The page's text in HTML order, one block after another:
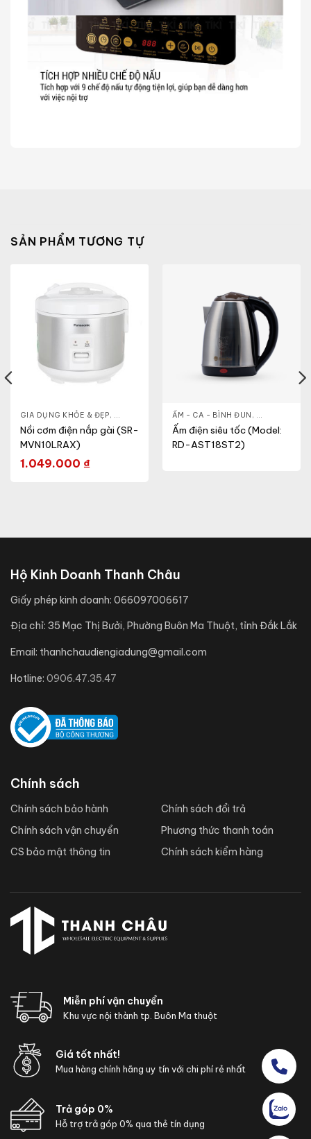
SẢN PHẨM TƯƠNG TỰ
GIA DỤNG KHỎE & ĐẸP, NỒI - ẤM - CA - BÌNH,NỒI CƠM ĐIỆN
Nồi cơm điện nắp gài (SR-
MVN10LRAX)
1.049.000 ₫
ẤM - CA - BÌNH ĐUN , GIA DỤNG
Ấm điện siêu tốc (Model:
RD-AST18ST2)
& ĐẸP,NỒI - ẤM - CA - BÌNH
Hộ Kinh Doanh Thanh Châu
Giấy phép kinh doanh: 066097006617
Địa chỉ: 35 Mạc Thị Bưởi, Phường Buôn Ma Thuột, tỉnh Đắk Lắk
Email: thanhchaudiengiadung@gmail.com
Hotline: 0906.47.35.47
Chính sách
Chính sách bảo hành
Chính sách vận chuyển
CS bảo mật thông tin
Chính sách đổi trả
Phương thức thanh toán
Chính sách kiểm hàng
Miễn phí vận chuyển
Khu vực nội thành tp. Buôn Ma thuột
Giá tốt nhất!
Mua hàng chính hãng uy tín với chi phí rẻ nhất
Trả góp 0%
Hỗ trợ trả góp 0% qua thẻ tín dụng